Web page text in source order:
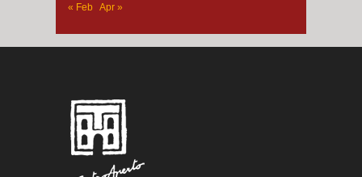
« Feb
Apr »